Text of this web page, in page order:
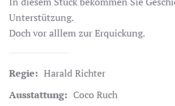
Unterstützung.
Doch vor alllem zur Erquickung.
Regie: Harald Richter
Ausstattung: Coco Ruch